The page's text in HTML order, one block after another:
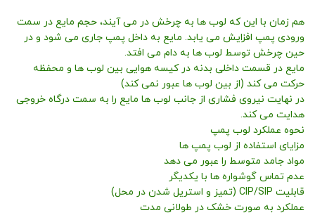
هم زمان با این که لوب ها به چرخش در می آیند، حجم مایع در سمت
ورودی پمپ افزایش می یابد. مایع به داخل پمپ جاری می شود و در
حین چرخش توسط لوب ها به دام می افتد.
مایع در قسمت داخلی بدنه در کیسه هوایی بین لوب ها و محفظه
حرکت می کند (از بین لوب ها عبور نمی کند)
در نهایت نیروی فشاری از جانب لوب ها مایع را به سمت درگاه خروجی
هدایت می کند.
نحوه عملکرد لوب پمپ
مزایای استفاده از لوب پمپ ها
مواد جامد متوسط را عبور می دهد
عدم تماس گوشواره ها با یکدیگر
قابلیت CIP/SIP (تمیز و استریل شدن در محل)
عملکرد به صورت خشک در طولانی مدت